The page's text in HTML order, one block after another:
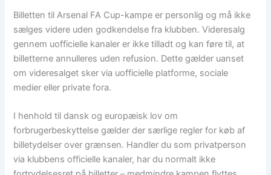
Billetten til Arsenal FA Cup-kampe er personlig og må ikke
sælges videre uden godkendelse fra klubben. Videresalg
gennem uofficielle kanaler er ikke tilladt og kan føre til, at
billetterne annulleres uden refusion. Dette gælder uanset
om videresalget sker via uofficielle platforme, sociale
medier eller private fora.
I henhold til dansk og europæisk lov om
forbrugerbeskyttelse gælder der særlige regler for køb af
billetydelser over grænsen. Handler du som privatperson
via klubbens officielle kanaler, har du normalt ikke